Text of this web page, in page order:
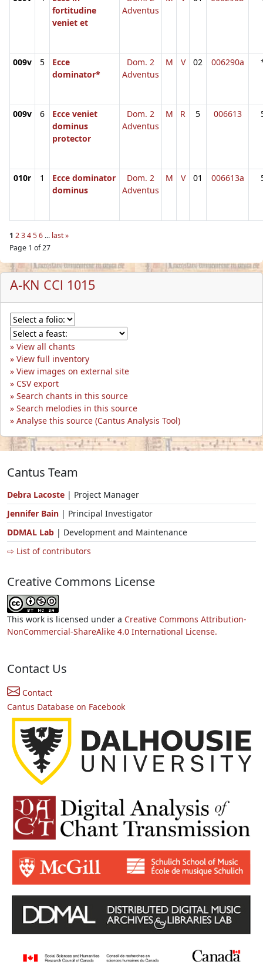
fortitudine
veniet et
Adventus
009v 5
Ecce
dominator*
Dom. 2
Adventus
M V 02 006290a
009v 6
Ecce veniet
dominus
protector
Dom. 2
Adventus
M R 5 006613
010r 1
Ecce dominator
dominus
Dom. 2
Adventus
M V 01 006613a
1 23456 ... last »
Page 1 of 27
A-KN CCl 1015
View all chants
View full inventory
View images on external site
CSV export
Search chants in this source
Search melodies in this source
Analyse this source (Cantus Analysis Tool)
Cantus Team
Debra Lacoste | Project Manager
Jennifer Bain | Principal Investigator
DDMAL Lab | Development and Maintenance
⇨ List of contributors
Creative Commons License
This work is licensed under a Creative Commons Attribution-
NonCommercial-ShareAlike 4.0 International License.
Contact Us
Contact
Cantus Database on Facebook